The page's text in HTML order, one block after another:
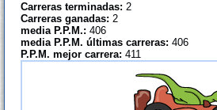
Carreras terminadas: 2
Carreras ganadas: 2
media P.P.M.: 406
media P.P.M. últimas carreras: 406
P.P.M. mejor carrera: 411